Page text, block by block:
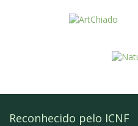
Reconhecido pelo ICNF